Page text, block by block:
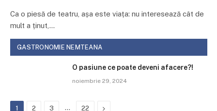
La București: S-a stins din viață, pe 6 august 1999, la vârsta
de 91 de…
GASTRONOMIE NEMTEANA
O pasiune ce poate deveni afacere?!
noiembrie 29, 2024
1 2 3 … 22 Next